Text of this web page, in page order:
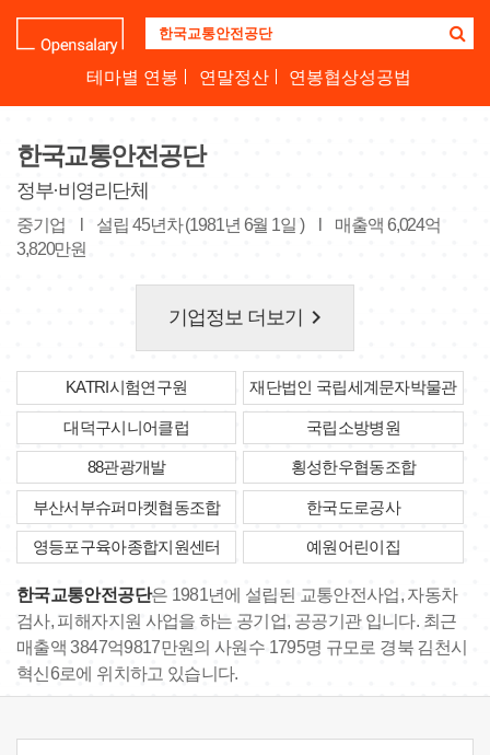
업
명
하
세
요
테마별 연봉 연말정산 연봉협상성공법
한국교통안전공단
정부·비영리단체
중기업 설립 45년차 (1981년 6월 1일 )
매출액 6,024억
3,820만원
기업정보 더보기 keyboard_arrow_right
KATRI시험연구원 재단법인 국립세계문자박물관
대덕구시니어클럽 국립소방병원
88관광개발 횡성한우협동조합
부산서부슈퍼마켓협동조합 한국도로공사
영등포구육아종합지원센터 예원어린이집
한국교통안전공단은 1981년에 설립된 교통안전사업, 자동차
검사, 피해자지원 사업을 하는 공기업, 공공기관 입니다. 최근
매출액 3847억9817만원의 사원수 1795명 규모로 경북 김천시
혁신6로에 위치하고 있습니다.